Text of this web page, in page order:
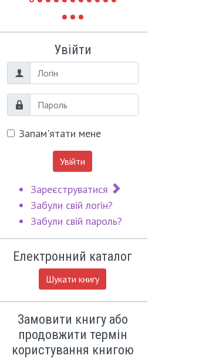
Увійти
Логін
Пароль
Запам'ятати мене
Увійти
Зареєструватися
Забули свій логін?
Забули свій пароль?
Електронний каталог
Шукати книгу
Замовити книгу або
продовжити термін
користування книгою